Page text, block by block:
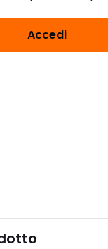
Accedi